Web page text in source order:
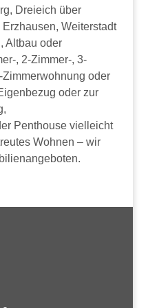
Dreieich über
Weiterstadt
Altbau oder
, 2-Zimmer-, 3-
oder
oder zur
Penthouse vielleicht
Wohnen – wir